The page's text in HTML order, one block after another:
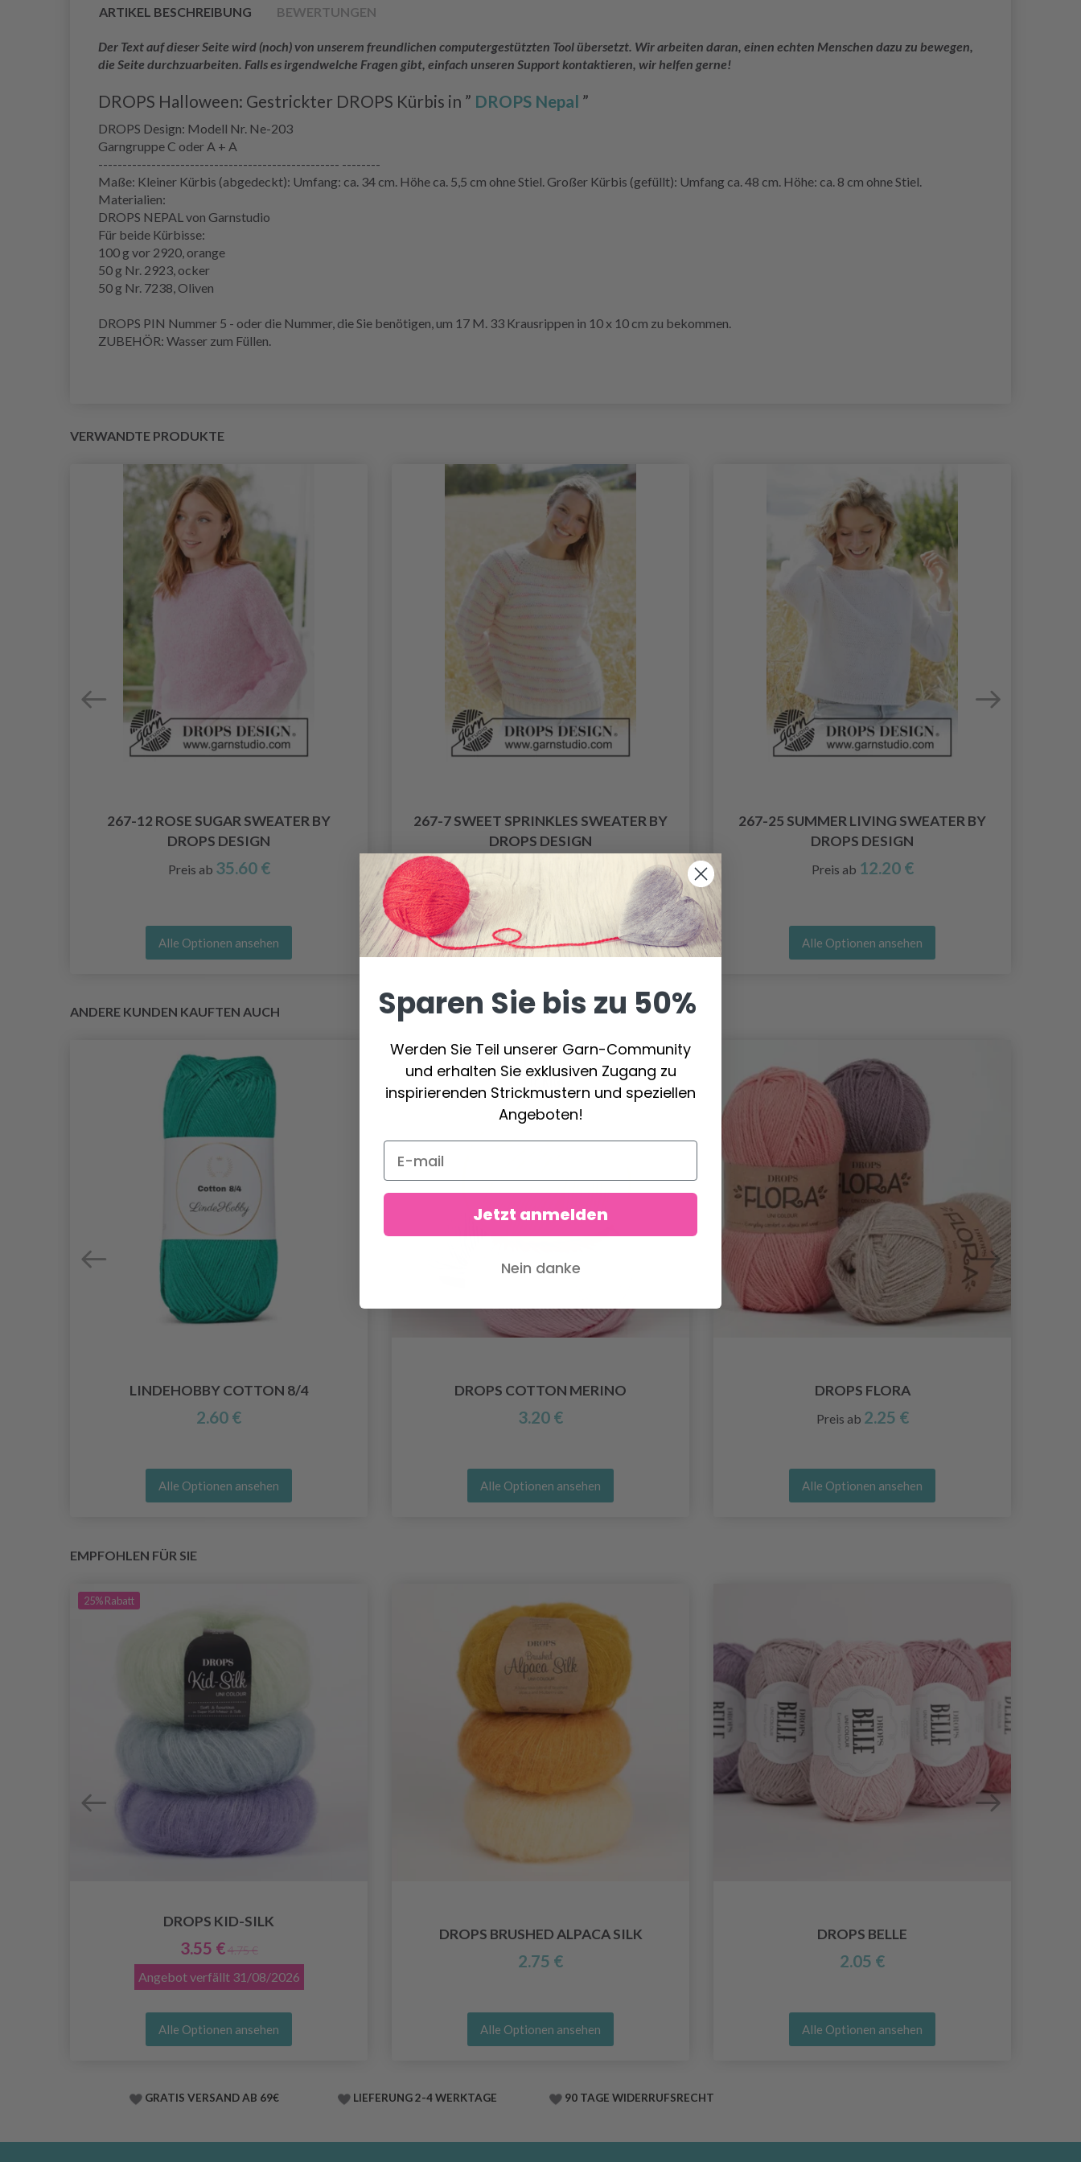
ARTIKEL BESCHREIBUNG BEWERTUNGEN
Der Text auf dieser Seite wird (noch) von unserem freundlichen computergestützten Tool übersetzt. Wir arbeiten daran, einen echten Menschen dazu zu bewegen,
die Seite durchzuarbeiten. Falls es irgendwelche Fragen gibt, einfach unseren Support kontaktieren, wir helfen gerne!
DROPS Halloween: Gestrickter DROPS Kürbis in ” DROPS Nepal ”
DROPS Design: Modell Nr. Ne-203
Garngruppe C oder A + A
-------------------------------------------------- --------
Maße: Kleiner Kürbis (abgedeckt): Umfang: ca. 34 cm. Höhe ca. 5,5 cm ohne Stiel. Großer Kürbis (gefüllt): Umfang ca. 48 cm. Höhe: ca. 8 cm ohne Stiel.
Materialien:
DROPS NEPAL von Garnstudio
Für beide Kürbisse:
100 g vor 2920, orange
50 g Nr. 2923, ocker
50 g Nr. 7238, Oliven
DROPS PIN Nummer 5 - oder die Nummer, die Sie benötigen, um 17 M. 33 Krausrippen in 10 x 10 cm zu bekommen.
ZUBEHÖR: Wasser zum Füllen.
VERWANDTE PRODUKTE
267-12 ROSE SUGAR SWEATER BY
DROPS DESIGN
Preis ab 35.60 €
Alle Optionen ansehen
267-7 SWEET SPRINKLES SWEATER BY
DROPS DESIGN
Preis ab
Alle Optionen ansehen
267-25 SUMMER LIVING SWEATER BY
DROPS DESIGN
Preis ab 12.20 €
Alle Optionen ansehen
ANDERE KUNDEN KAUFTEN AUCH
LINDEHOBBY COTTON 8/4
2.60 €
Alle Optionen ansehen
DROPS COTTON MERINO
3.20 €
Alle Optionen ansehen
DROPS FLORA
Preis ab 2.25 €
Alle Optionen ansehen
EMPFOHLEN FÜR SIE
25%Rabatt
DROPS KID-SILK
3.55 € 4.75 €
Angebot verfällt 31/08/2026
Alle Optionen ansehen
DROPS BRUSHED ALPACA SILK
2.75 €
Alle Optionen ansehen
DROPS BELLE
2.05 €
Alle Optionen ansehen
GRATIS VERSAND AB 69€ LIEFERUNG 2-4 WERKTAGE 90 TAGE WIDERRUFSRECHT
Sparen Sie bis zu 50%
Werden Sie Teil unserer Garn-Community
und erhalten Sie exklusiven Zugang zu
inspirierenden Strickmustern und speziellen
Angeboten!
Jetzt anmelden
Nein danke